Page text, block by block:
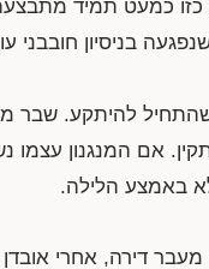
כזו כמעט תמיד
בניסיון חובבני
שהתחיל להיתקע. שבר
אם המנגנון
באמצע הלילה.
מעבר דירה, אחרי